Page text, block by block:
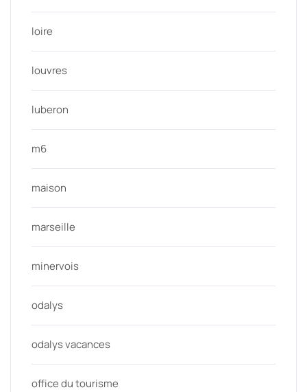
loire
louvres
luberon
m6
maison
marseille
minervois
odalys
odalys vacances
office du tourisme